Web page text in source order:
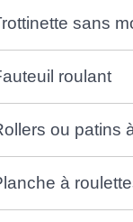
sans
roulant
ou patins
à